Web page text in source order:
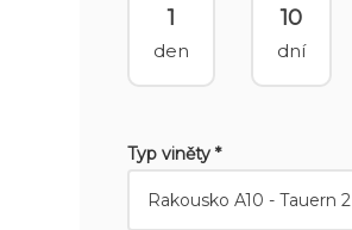
1
den
10
dní
Typ viněty *